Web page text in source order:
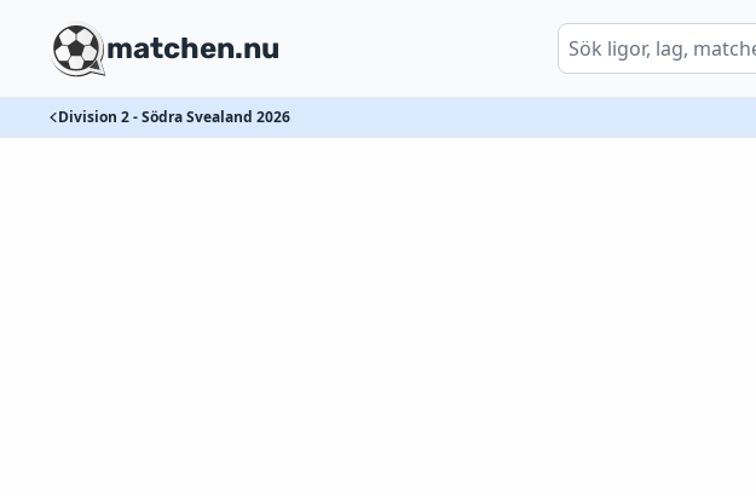
matchen.nu
Division 2 - Södra Svealand 2026